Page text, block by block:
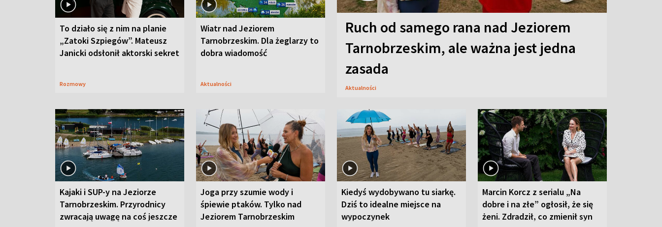
To działo się z nim na planie
„Zatoki Szpiegów”. Mateusz
Janicki odsłonił aktorski sekret
Rozmowy
Wiatr nad Jeziorem
Tarnobrzeskim. Dla żeglarzy to
dobra wiadomość
Aktualności
Ruch od samego rana nad Jeziorem
Tarnobrzeskim, ale ważna jest jedna
zasada
Aktualności
Kajaki i SUP-y na Jeziorze
Tarnobrzeskim. Przyrodnicy
zwracają uwagę na coś jeszcze
Joga przy szumie wody i
śpiewie ptaków. Tylko nad
Jeziorem Tarnobrzeskim
Kiedyś wydobywano tu siarkę.
Dziś to idealne miejsce na
wypoczynek
Marcin Korcz z serialu „Na
dobre i na złe” ogłosił, że się
żeni. Zdradził, co zmienił syn